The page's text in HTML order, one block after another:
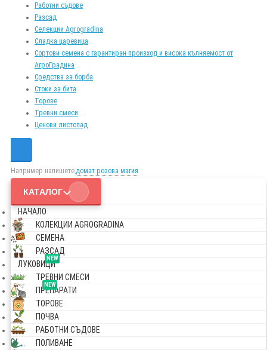
Работни съдове
Разсад
Селекции Agrogradina
Сладка царевица
Сортови семена с гарантиран произход и висока кълняемост от
АгроГрадина
Средства за борба
Стоки за бита
Торове
Тревни смеси
Ценови листопад
Например напишете,домат розова магия
КАТАЛОГ
НАЧАЛО
КОЛЕКЦИИ AGROGRADINA
СЕМЕНА
РАЗСАД
NEW
ЛУКОВИЦИ
ТРЕВНИ СМЕСИ
NEW
ПРЕПАРАТИ
ТОРОВЕ
ПОЧВА
РАБОТНИ СЪДОВЕ
ПОЛИВАНЕ